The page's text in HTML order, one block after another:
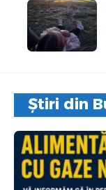
Știri din